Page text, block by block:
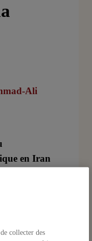
Ali
en Iran
Cette
dans les
collecter des